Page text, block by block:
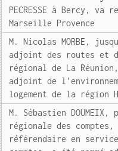
PECRESSE à Bercy,
Marseille Provence
M. Nicolas MORBE,
adjoint des routes et
régional de La
adjoint de
logement de la région
M. Sébastien
régionale des
référendaire en